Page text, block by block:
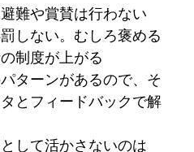
や賞賛は行わない
ない。むしろ褒める
制度が上がる
ーンがあるので、そ
とフィードバックで解
て活かさないのは